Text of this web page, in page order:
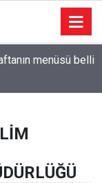
menüsü belli